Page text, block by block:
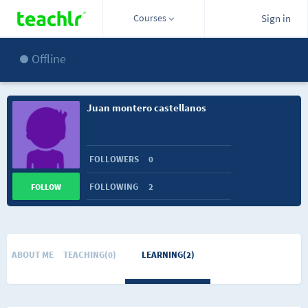
Courses Sign in
Offline
Juan montero castellanos
FOLLOWERS 0
FOLLOWING 2
FOLLOW
ABOUT ME TEACHING(0) LEARNING(2)